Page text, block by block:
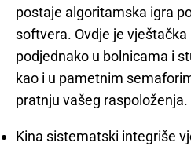
postaje algoritamska igra
softvera. Ovdje je
podjednako u bolnicama i
kao i u pametnim
pratnju vašeg raspoloženja.
Kina sistematski integriše